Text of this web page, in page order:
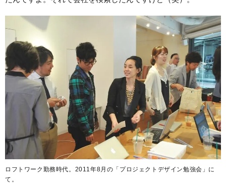
ロフトワーク勤務時代。2011年8月の「プロジェクトデザイン勉強会」に
て。